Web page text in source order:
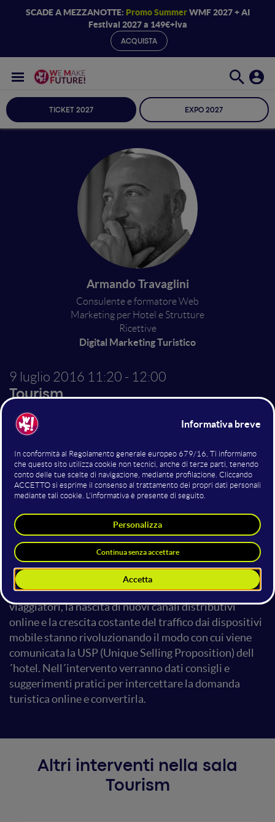
SCADE A MEZZANOTTE: Promo SummerWMF 2027 + AI
Festival 2027 a 149€+iva
ACQUISTA
TICKET 2027 EXPO 2027
Armando Travaglini
Consulente e formatore Web
Marketing per Hotel e Strutture
Ricettive
Digital Marketing Turistico
9 luglio 2016 11:20 - 12:00
Tourism
I 10 trend del web
App Predictive al Native
Advertising
Durante lo speech verranno analizzati i 10 principali
trend del turismo online dei prossimi 5 anni al fine di
comprendere l´evoluzione del mercato per
anticiparlo: dai Big Data al Native Advertising, dalle
App Predictive al Turismo Esperienziale. I nuovi
approcci verso l´esperienza turistica da parte dei
viaggiatori, la nascita di nuovi canali distributivi
online e la crescita costante del traffico dai dispositivi
mobile stanno rivoluzionando il modo con cui viene
comunicata la USP (Unique Selling Proposition) dell
´hotel. Nell´intervento verranno dati consigli e
suggerimenti pratici per intercettare la domanda
turistica online e convertirla.
Altri interventi nella sala
Tourism